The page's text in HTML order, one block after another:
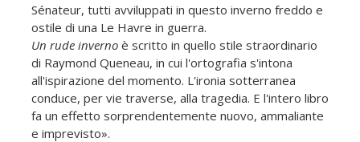
Sénateur, tutti avviluppati in questo inverno freddo e
ostile di una Le Havre in guerra.
Un rude inverno è scritto in quello stile straordinario
di Raymond Queneau, in cui l'ortografia s'intona
all'ispirazione del momento. L'ironia sotterranea
conduce, per vie traverse, alla tragedia. E l'intero libro
fa un effetto sorprendentemente nuovo, ammaliante
e imprevisto».